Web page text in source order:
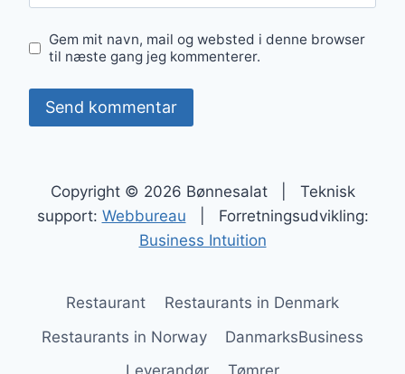
Gem mit navn, mail og websted i denne browser
til næste gang jeg kommenterer.
Copyright © 2026 Bønnesalat | Teknisk
support: Webbureau | Forretningsudvikling:
Business Intuition
Restaurant
Restaurants in Denmark
Restaurants in Norway
DanmarksBusiness
Leverandør
Tømrer